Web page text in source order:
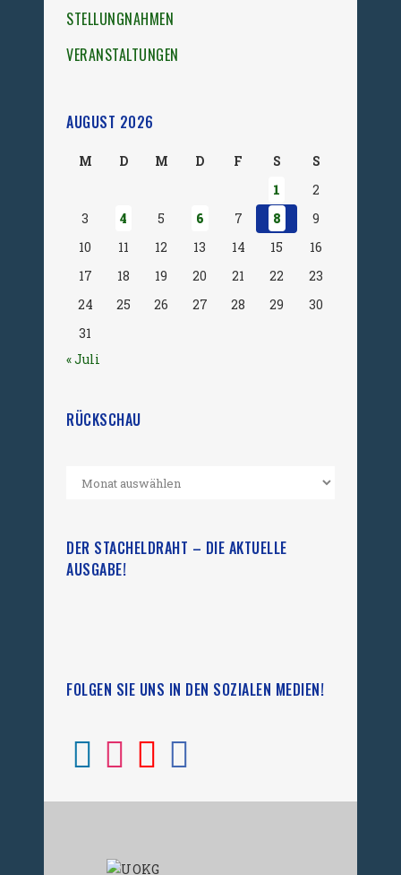
STELLUNGNAHMEN
VERANSTALTUNGEN
AUGUST 2026
M D M D F S
S
1
2
3
4 5 6 7 8
9
10
11 12 13 14 15
16
17
18 19 20 21 22
23
24
25 26 27 28 29
30
31
« Juli
RÜCKSCHAU
DER STACHELDRAHT – DIE AKTUELLE
AUSGABE!
FOLGEN SIE UNS IN DEN SOZIALEN MEDIEN!